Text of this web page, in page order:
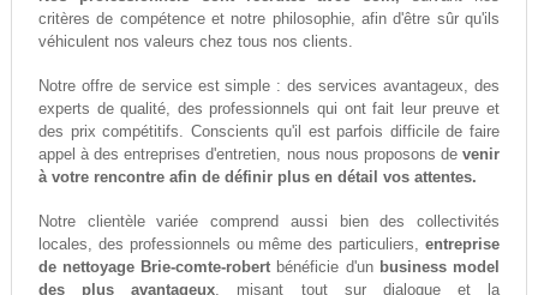
critères de compétence et notre philosophie, afin d'être sûr qu'ils
véhiculent nos valeurs chez tous nos clients.
Notre offre de service est simple : des services avantageux, des
experts de qualité, des professionnels qui ont fait leur preuve et
des prix compétitifs. Conscients qu'il est parfois difficile de faire
appel à des entreprises d'entretien, nous nous proposons devenir
à votre rencontre afin de définir plus en détail vos attentes.
Notre clientèle variée comprend aussi bien des collectivités
locales, des professionnels ou même des particuliers,entreprise
de nettoyage Brie-comte-robert bénéficie d'un business model
des plus avantageux, misant tout sur dialogue et la